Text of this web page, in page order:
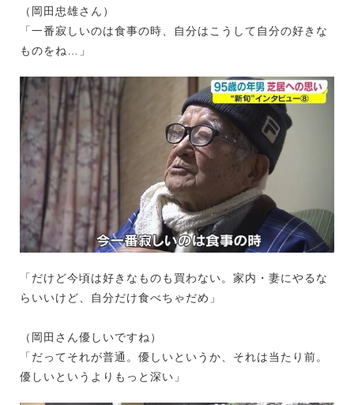
（岡田忠雄さん）
「一番寂しいのは食事の時、自分はこうして自分の好きな
ものをね…」
「だけど今頃は好きなものも買わない。家内・妻にやるな
らいいけど、自分だけ食べちゃだめ」
（岡田さん優しいですね）
「だってそれが普通。優しいというか、それは当たり前。
優しいというよりもっと深い」